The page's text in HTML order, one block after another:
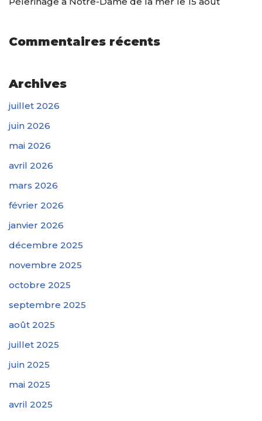
Commentaires récents
Archives
juillet 2026
juin 2026
mai 2026
avril 2026
mars 2026
février 2026
janvier 2026
décembre 2025
novembre 2025
octobre 2025
septembre 2025
août 2025
juillet 2025
juin 2025
mai 2025
avril 2025